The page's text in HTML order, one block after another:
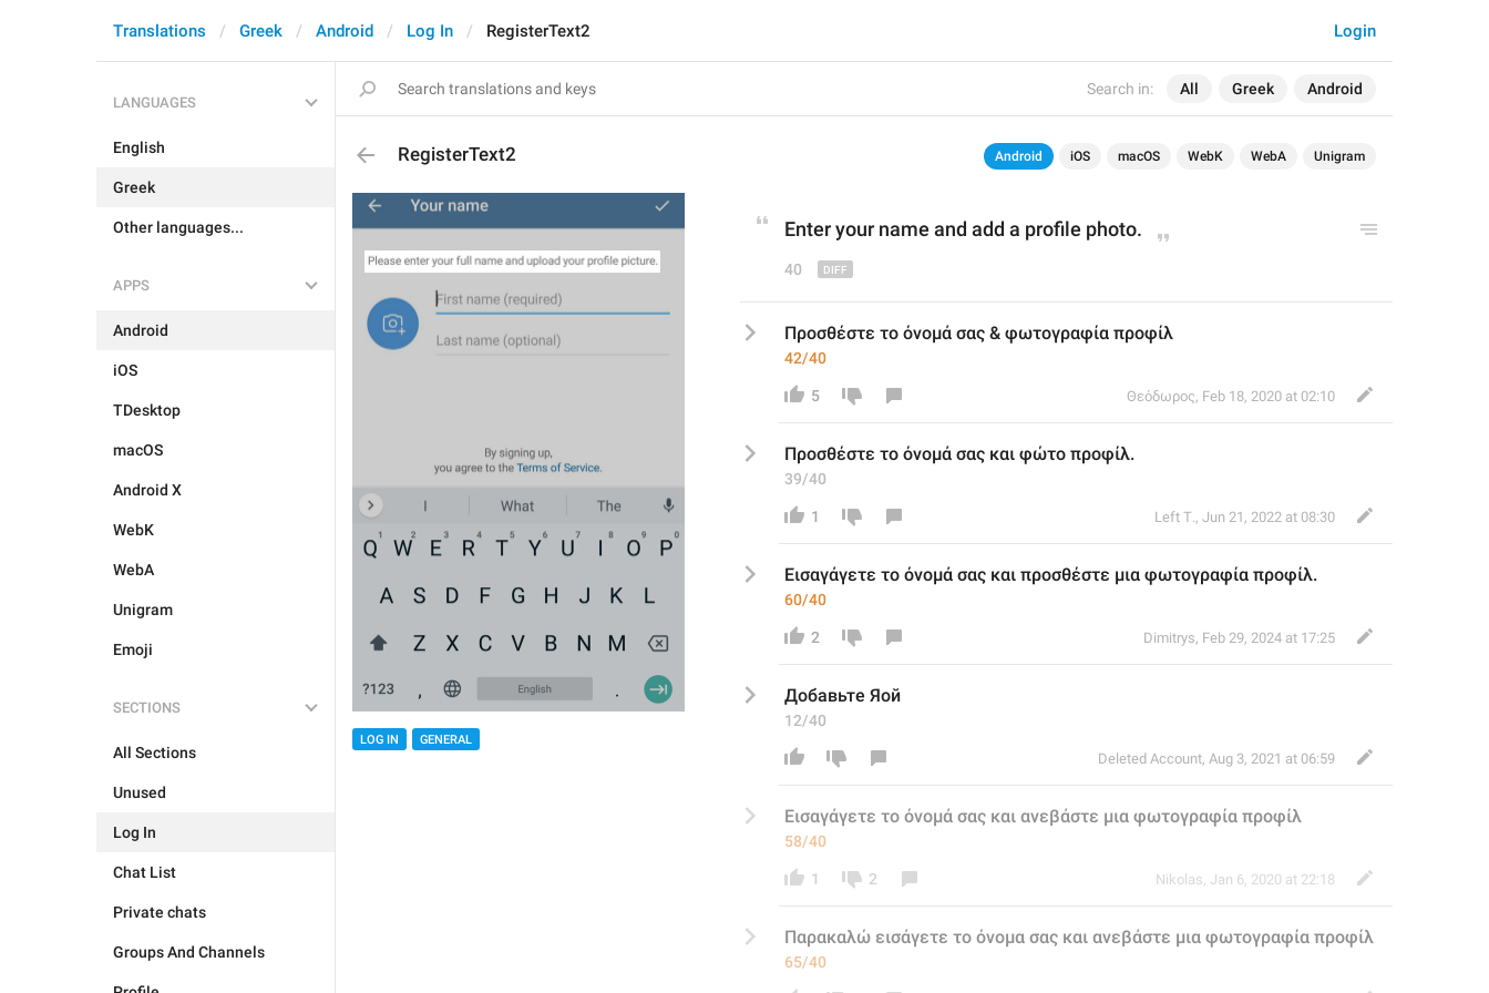
Search in: All Greek Android
Login
Translations Greek Android Log In RegisterText2
LANGUAGES
English
Greek
Other languages...
APPS
Android
iOS
TDesktop
macOS
Android X
WebK
WebA
Unigram
Emoji
SECTIONS
All Sections
Unused
Log In
Chat List
Private chats
Groups And Channels
RegisterText2 Android iOS macOS WebK WebA Unigram
LOG IN GENERAL
Enter your name and add a profile photo.
40
Προσθέστε το όνομά σας & φωτογραφία προφίλ
42/40
5 Θεόδωρος, Feb 18, 2020 at 02:10
Προσθέστε το όνομά σας και φώτο προφίλ.
39/40
1 Left Τ., Jun 21, 2022 at 08:30
Εισαγάγετε το όνομά σας και προσθέστε μια φωτογραφία προφίλ.
60/40
2 Dimitrys, Feb 29, 2024 at 17:25
Добавьте Яой
12/40
Deleted Account, Aug 3, 2021 at 06:59
Εισαγάγετε το όνομά σας και ανεβάστε μια φωτογραφία προφίλ
58/40
1 2 Nikolas, Jan 6, 2020 at 22:18
Παρακαλώ εισάγετε το όνομα σας και ανεβάστε μια φωτογραφία προφίλ
65/40